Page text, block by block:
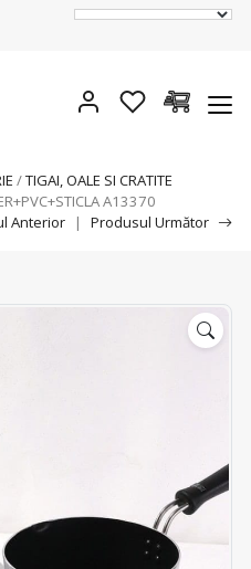
/TIGAI, OALE SI CRATITE
A13370
Anterior
| Produsul Următor